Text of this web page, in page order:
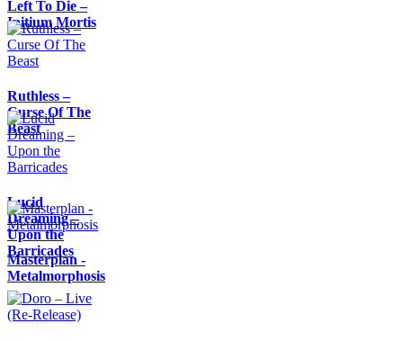
Left To Die –
Initium Mortis
Ruthless –
Curse Of The
Beast
Lucid
Dreaming –
Upon the
Barricades
Masterplan -
Metalmorphosis